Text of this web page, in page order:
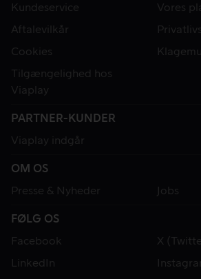
Kundeservice
Vores
Aftalevilkår
Cookies
Tilgængelighed hos
Viaplay
PARTNER-KUNDER
Viaplay indgår
OM OS
Presse & Nyheder
Jobs
FØLG OS
Facebook
X
LinkedIn